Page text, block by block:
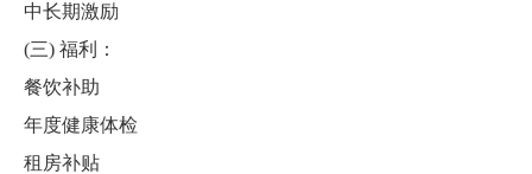
中长期激励
(三) 福利：
餐饮补助
年度健康体检
租房补贴